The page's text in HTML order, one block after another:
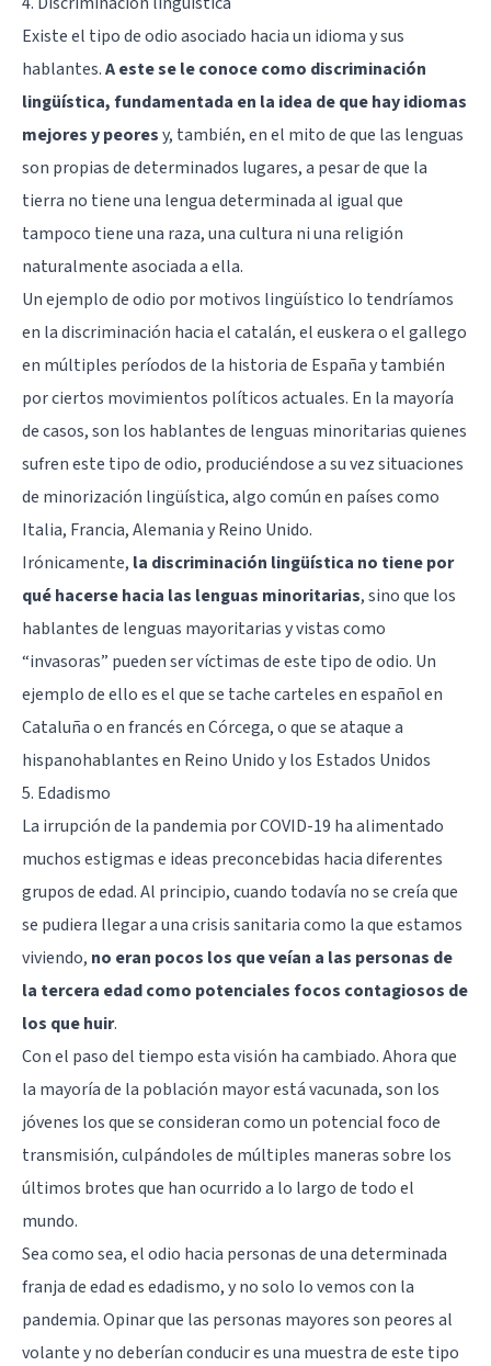
Existe el tipo de odio asociado hacia un idioma y sus
hablantes.A este se le conoce como discriminación
lingüística, fundamentada en la idea de que hay idiomas
mejores y peoresy, también, en el mito de que las lenguas
son propias de determinados lugares, a pesar de que la
tierra no tiene una lengua determinada al igual que
tampoco tiene una raza, una cultura ni una religión
naturalmente asociada a ella.
Un ejemplo de odio por motivos lingüístico lo tendríamos
en la discriminación hacia el catalán, el euskera o el gallego
en múltiples períodos de la historia de España y también
por ciertos movimientos políticos actuales. En la mayoría
de casos, son los hablantes de lenguas minoritarias quienes
sufren este tipo de odio, produciéndose a su vez situaciones
de minorización lingüística, algo común en países como
Italia, Francia, Alemania y Reino Unido.
Irónicamente, la discriminación lingüística no tiene por
qué hacerse hacia las lenguas minoritarias, sino que los
hablantes de lenguas mayoritarias y vistas como
“invasoras” pueden ser víctimas de este tipo de odio. Un
ejemplo de ello es el que se tache carteles en español en
Cataluña o en francés en Córcega, o que se ataque a
hispanohablantes en Reino Unido y los Estados Unidos
5. Edadismo
La irrupción de la pandemia por COVID-19 ha alimentado
muchos estigmas e ideas preconcebidas hacia diferentes
grupos de edad. Al principio, cuando todavía no se creía que
se pudiera llegar a una crisis sanitaria como la que estamos
viviendo, no eran pocos los que veían a las personas de
la tercera edad como potenciales focos contagiosos de
los que huir.
Con el paso del tiempo esta visión ha cambiado. Ahora que
la mayoría de la población mayor está vacunada, son los
jóvenes los que se consideran como un potencial foco de
transmisión, culpándoles de múltiples maneras sobre los
últimos brotes que han ocurrido a lo largo de todo el
mundo.
Sea como sea, el odio hacia personas de una determinada
franja de edad es edadismo, y no solo lo vemos con la
pandemia. Opinar que las personas mayores son peores al
volante y no deberían conducir es una muestra de este tipo